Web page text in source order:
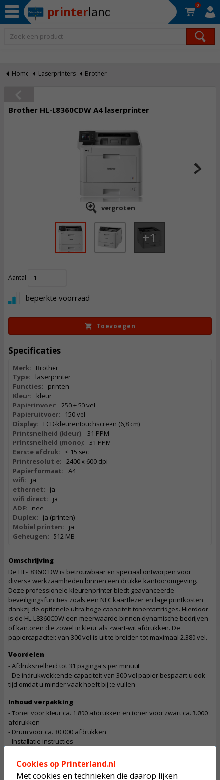
printerland 0
Home Laserprinters Brother
Brother HL-L8360CDW A4 laserprinter
vergroten
1
Aantal
beperkte voorraad
Toevoegen
Specificaties
Merk:
Brother
Type:
laserprinter
Functies:
printen
Kleur:
kleur
Papierinvoer: 250 + 50 vel
Papieruitvoer:
150 vel
Display:
LCD-kleurentouchscreen (6,8 cm)
Printsnelheid (kleur): 31 PPM
Printsnelheid (mono): 31 PPM
Eerste afdruk:
< 15 sec
Printresolutie: 2400 x 600 dpi
Papierformaat: A4
wifi:
ja
ethernet:
ja
wifi direct:
ja
ADF:
nee
Duplex:
ja (printen)
Mobiel printen:
ja
Geheugen: 512 MB
Omschrijving
De HL-L8360CDW is betrouwbaar en speciaal ontworpen voor
diverse werkzaamheden binnen een drukke kantooromgeving.
Deze professionele kleurenprinter biedt geavanceerde
beveiligingsfuncties zoals een NFC kaartlezer en lage printkosten
dankzij de optionele ultra hoge capaciteit tonercartridges. Hierdoor
is de HL-L8360CDW een meerwaarde binnen dynamische bedrijven
of kantoren die zowel in kleur als zwart-wit afdrukken. De
papiercapaciteit van 300 vel is uit te breiden tot maximaal 2.380 vel.
Voordelen
- Afdruksnelheid tot 31 paginga's per minuut
- De indrukwekkende capaciteit van 300 vel papier bespaart u ook
tijd omdat u minder vaak hoeft bij te vullen
Inhoud verpakking
- Toner voor kleur ca. 1.800 afdrukken en toner voor zwart ca. 3.000
afdrukken
- Drum voor ca. 30.000 afdrukken
- Installatie instructies
Let op
Cookies op Printerland.nl
Met cookies en technieken die daarop lijken